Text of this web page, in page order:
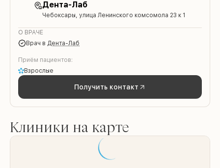
Дента-Лаб
Чебоксары, улица Ленинского комсомола 23 к 1
О ВРАЧЕ
врач в Дента-Лаб
Приём пациентов:
Взрослые
Получить контакт
Клиники на карте